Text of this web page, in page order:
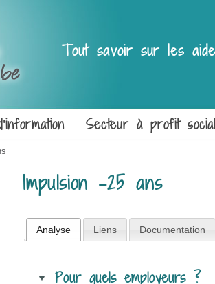
Tout savoir sur les
Secteur à profit social
Impulsion -25 ans
Analyse Liens Documentation
Pour quels employeurs ?